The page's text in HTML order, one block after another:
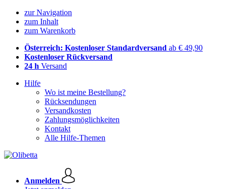
zur Navigation
zum Inhalt
zum Warenkorb
Österreich: Kostenloser Standardversand ab € 49,90
Kostenloser Rückversand
24 h Versand
Hilfe
Wo ist meine Bestellung?
Rücksendungen
Versandkosten
Zahlungsmöglichkeiten
Kontakt
Alle Hilfe-Themen
Anmelden